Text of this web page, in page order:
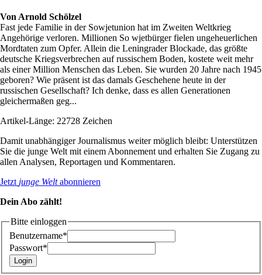
Von Arnold Schölzel
Fast jede Familie in der Sowjetunion hat im Zweiten Weltkrieg
Angehörige verloren. Millionen So­ wjetbürger fielen ungeheuerlichen
Mordtaten zum Opfer. Allein die Leningrader Blockade, das größte
deutsche Kriegsverbrechen auf russischem Boden, kostete weit mehr
als einer Million Menschen das Leben. Sie wurden 20 Jahre nach 1945
geboren? Wie präsent ist das damals Geschehene heute in der
russischen Gesellschaft? Ich denke, dass es allen Generationen
gleichermaßen geg...
Artikel-Länge: 22728 Zeichen
Damit unabhängiger Journalismus weiter möglich bleibt: Unterstützen
Sie die junge Welt mit einem Abonnement und erhalten Sie Zugang zu
allen Analysen, Reportagen und Kommentaren.
Jetzt junge Weltabonnieren
Dein Abo zählt!
Bitte einloggen
Benutzername*
Passwort*